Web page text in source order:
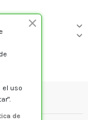
el uso
de